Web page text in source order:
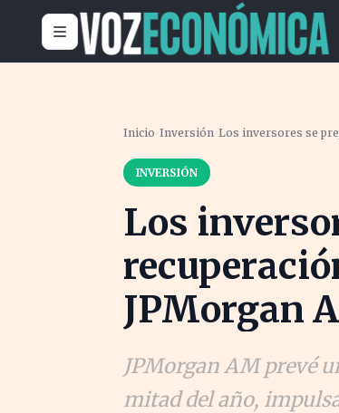
Inicio ›Inversión›Los inversores se
INVERSIÓN
Los
JPMorgan
JPMorgan AM prevé
mitad del año,